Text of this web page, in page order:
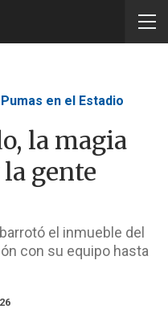
en el Estadio
la magia
gente
el inmueble del
con su equipo hasta